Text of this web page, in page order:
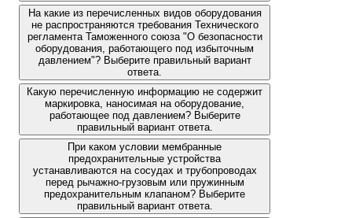
На какие из перечисленных видов оборудования
не распространяются требования Технического
регламента Таможенного союза "О безопасности
оборудования, работающего под избыточным
давлением"? Выберите правильный вариант
ответа.
Какую перечисленную информацию не содержит
маркировка, наносимая на оборудование,
работающее под давлением? Выберите
правильный вариант ответа.
При каком условии мембранные
предохранительные устройства
устанавливаются на сосудах и трубопроводах
перед рычажно-грузовым или пружинным
предохранительным клапаном? Выберите
правильный вариант ответа.